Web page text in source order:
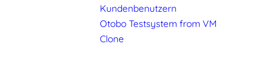
Kundenbenutzern
Otobo Testsystem from VM
Clone